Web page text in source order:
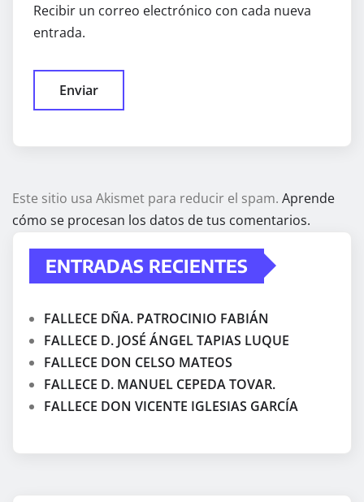
Recibir un correo electrónico con cada nueva
entrada.
Este sitio usa Akismet para reducir el spam. Aprende
cómo se procesan los datos de tus comentarios.
ENTRADAS RECIENTES
FALLECE DÑA. PATROCINIO FABIÁN
FALLECE D. JOSÉ ÁNGEL TAPIAS LUQUE
FALLECE DON CELSO MATEOS
FALLECE D. MANUEL CEPEDA TOVAR.
FALLECE DON VICENTE IGLESIAS GARCÍA